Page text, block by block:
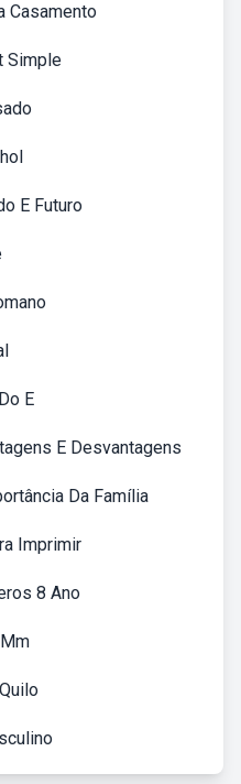
Casamento
Simple
E Futuro
E
E Desvantagens
Da Família
Imprimir
8 Ano